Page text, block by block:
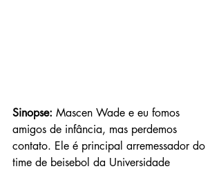
Sinopse: Mascen Wade e eu fomos
amigos de infância, mas perdemos
contato. Ele é principal arremessador do
time de beisebol da Universidade